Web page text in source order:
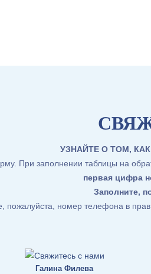
УЗНАЙТЕ О ТОМ,
При заполнении таблицы на
первая цифра
Заполните,
пожалуйста, номер телефона в
Галина Филева